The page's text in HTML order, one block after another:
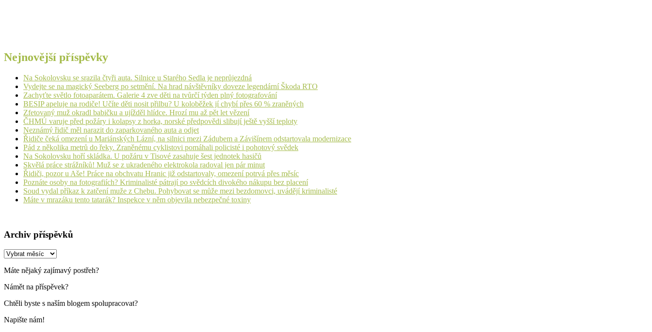
Nejnovější příspěvky
Na Sokolovsku se srazila čtyři auta. Silnice u Starého Sedla je neprůjezdná
Vydejte se na magický Seeberg po setmění. Na hrad návštěvníky doveze legendární Škoda RTO
Zachyťte světlo fotoaparátem. Galerie 4 zve děti na tvůrčí týden plný fotografování
BESIP apeluje na rodiče! Učíte děti nosit přilbu? U koloběžek jí chybí přes 60 % zraněných
Zfetovaný muž okradl babičku a ujížděl hlídce. Hrozí mu až pět let vězení
ČHMÚ varuje před požáry i kolapsy z horka, norské předpovědi slibují ještě vyšší teploty
Neznámý řidič měl narazit do zaparkovaného auta a odjet
Řidiče čeká omezení u Mariánských Lázní, na silnici mezi Zádubem a Závišínem odstartovala modernizace
Pád z několika metrů do řeky. Zraněnému cyklistovi pomáhali policisté i pohotový svědek
Na Sokolovsku hoří skládka. U požáru v Tisové zasahuje šest jednotek hasičů
Skvělá práce strážníků! Muž se z ukradeného elektrokola radoval jen pár minut
Řidiči, pozor u Aše! Práce na obchvatu Hranic již odstartovaly, omezení potrvá přes měsíc
Poznáte osoby na fotografiích? Kriminalisté pátrají po svědcích divokého nákupu bez placení
Soud vydal příkaz k zatčení muže z Chebu. Pohybovat se může mezi bezdomovci, uvádějí kriminalisté
Máte v mrazáku tento tatarák? Inspekce v něm objevila nebezpečné toxiny
Archiv příspěvků
Archiv
Máte nějaký zajímavý postřeh?
Námět na příspěvek?
Chtěli byste s naším blogem spolupracovat?
Napište nám!